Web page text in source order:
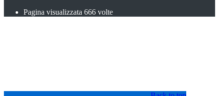
Pagina visualizzata 666 volte